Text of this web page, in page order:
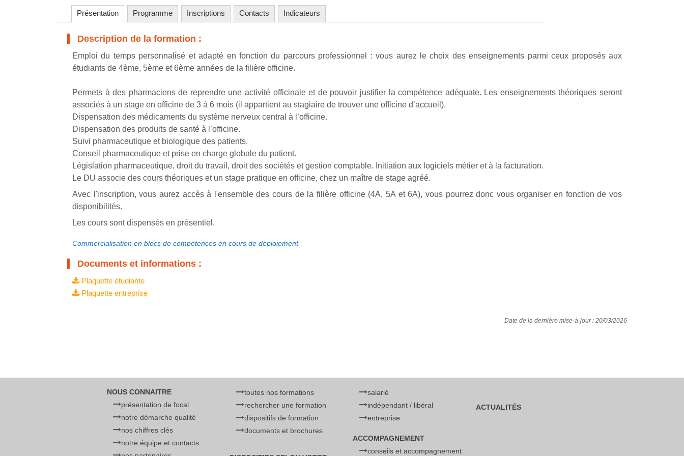
Présentation Programme Inscriptions Contacts Indicateurs
Description de la formation :
Emploi du temps personnalisé et adapté en fonction du parcours professionnel : vous aurez le choix des enseignements parmi ceux proposés aux
étudiants de 4ème, 5ème et 6ème années de la filière officine.
Permets à des pharmaciens de reprendre une activité officinale et de pouvoir justifier la compétence adéquate. Les enseignements théoriques seront
associés à un stage en officine de 3 à 6 mois (il appartient au stagiaire de trouver une officine d’accueil).
Dispensation des médicaments du système nerveux central à l’officine.
Dispensation des produits de santé à l’officine.
Suivi pharmaceutique et biologique des patients.
Conseil pharmaceutique et prise en charge globale du patient.
Législation pharmaceutique, droit du travail, droit des sociétés et gestion comptable. Initiation aux logiciels métier et à la facturation.
Le DU associe des cours théoriques et un stage pratique en officine, chez un maître de stage agréé.
Avec l'inscription, vous aurez accès à l'ensemble des cours de la filière officine (4A, 5A et 6A), vous pourrez donc vous organiser en fonction de vos
disponibilités.
Les cours sont dispensés en présentiel.
Commercialisation en blocs de compétences en cours de déploiement.
Documents et informations :
Plaquette étudiante
Plaquette entreprise
Date de la dernière mise-à-jour : 20/03/2026
NOUS CONNAITRE
présentation de focal
notre démarche qualité
nos chiffres clés
notre équipe et contacts
toutes nos formations
rechercher une formation
dispositifs de formation
documents et brochures
salarié
indépendant / libéral
entreprise
ACCOMPAGNEMENT
conseils et accompagnement
ACTUALITÉS